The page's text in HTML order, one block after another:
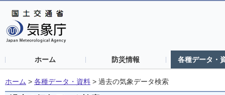
ホーム 防災情報 各種データ・
ホーム > 各種データ・資料 > 過去の気象データ検索